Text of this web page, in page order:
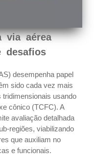
via aérea
desafios
desempenha papel
sido cada vez mais
tridimensionais usando
cônico (TCFC). A
avaliação detalhada
regiões, viabilizando
que auxiliam no
e funcionais.